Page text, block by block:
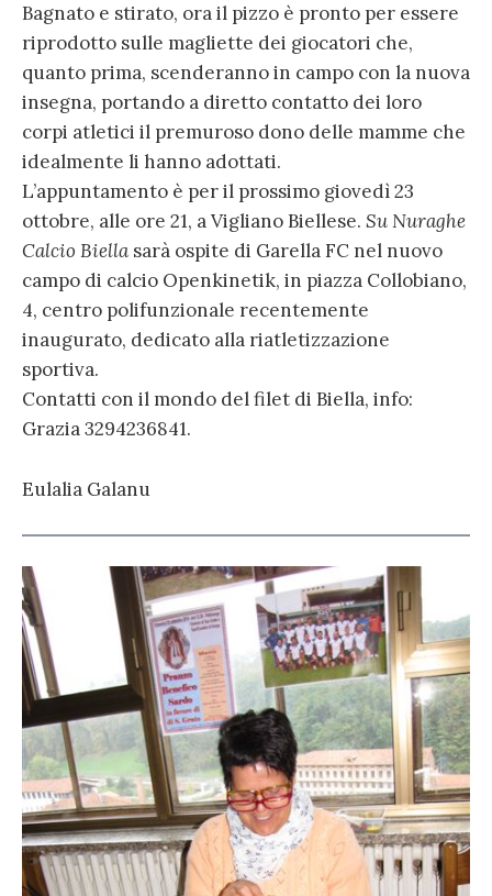
Bagnato e stirato, ora il pizzo è pronto per essere
riprodotto sulle magliette dei giocatori che,
quanto prima, scenderanno in campo con la nuova
insegna, portando a diretto contatto dei loro
corpi atletici il premuroso dono delle mamme che
idealmente li hanno adottati.
L’appuntamento è per il prossimo giovedì 23
ottobre, alle ore 21, a Vigliano Biellese. Su Nuraghe
Calcio Biella sarà ospite di Garella FC nel nuovo
campo di calcio Openkinetik, in piazza Collobiano,
4, centro polifunzionale recentemente
inaugurato, dedicato alla riatletizzazione
sportiva.
Contatti con il mondo del filet di Biella, info:
Grazia 3294236841.
Eulalia Galanu